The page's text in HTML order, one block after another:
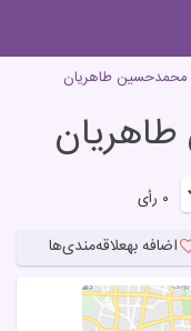
محمدحسین طاهریان
۰ رأی
اضافه بهعلاقه‌مندی‌ها